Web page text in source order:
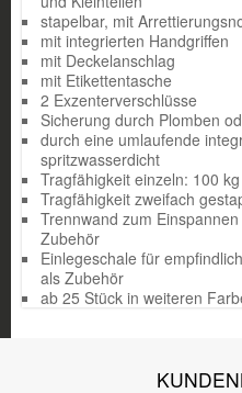
stapelbar, mit
mit integrierten Handgriffen
mit Deckelanschlag
mit Etikettentasche
2 Exzenterverschlüsse
Sicherung durch Plomben
durch eine umlaufende
spritzwasserdicht
Tragfähigkeit einzeln: 100 kg
Tragfähigkeit zweifach
Trennwand zum
Zubehör
Einlegeschale für
als Zubehör
ab 25 Stück in weiteren